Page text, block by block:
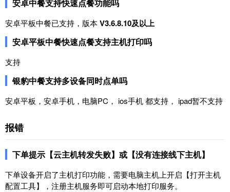
安卓中餐支持快速点餐功能吗
安卓平板中餐已支持，版本V3.6.8.10及以上
安卓平板中餐快速点餐支持主机打印吗
支持
银豹中餐支持多设备同时点单吗
安卓平板，安卓手机，电脑PC， ios手机 都支持， ipad暂不支持
报错
下单提示【云主机转发失败】或【没有连接线下主机】
下单设备开启了主机打印功能，需要电脑主机上开启【打开主机
配置工具】，注册主机服务即可启动本地打印服务。